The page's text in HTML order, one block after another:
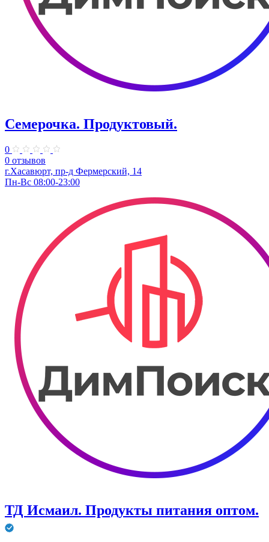
Семерочка. Продуктовый.
0
0 отзывов
г.Хасавюрт, ​пр-д Фермерский, 14
Пн-Вс 08:00-23:00
ТД Исмаил. Продукты питания оптом.